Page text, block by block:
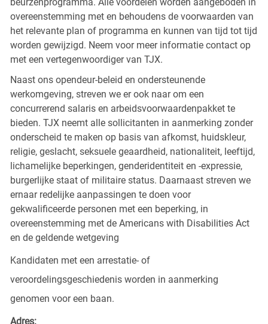
overeenstemming met en behoudens de voorwaarden van
het relevante plan of programma en kunnen van tijd tot tijd
worden gewijzigd. Neem voor meer informatie contact op
met een vertegenwoordiger van TJX.
Naast ons opendeur-beleid en ondersteunende
werkomgeving, streven we er ook naar om een
concurrerend salaris en arbeidsvoorwaardenpakket te
bieden. TJX neemt alle sollicitanten in aanmerking zonder
onderscheid te maken op basis van afkomst, huidskleur,
religie, geslacht, seksuele geaardheid, nationaliteit, leeftijd,
lichamelijke beperkingen, genderidentiteit en -expressie,
burgerlijke staat of militaire status. Daarnaast streven we
ernaar redelijke aanpassingen te doen voor
gekwalificeerde personen met een beperking, in
overeenstemming met de Americans with Disabilities Act
en de geldende wetgeving
Kandidaten met een arrestatie- of
veroordelingsgeschiedenis worden in aanmerking
genomen voor een baan.
Adres: